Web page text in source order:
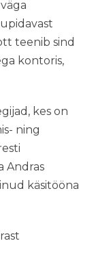
teenib sind
kontoris,
kes on
ning
Andras
käsitööna